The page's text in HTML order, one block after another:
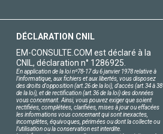
DÉCLARATION CNIL
EM-CONSULTE.COM est déclaré à la
CNIL, déclaration n° 1286925.
En application de la loi nº78-17 du 6 janvier 1978 relative à
l'informatique, aux fichiers et aux libertés, vous disposez
des droits d'opposition (art.26 de la loi), d'accès (art.34 à 38
de la loi), et de rectification (art.36 de la loi) des données
vous concernant. Ainsi, vous pouvez exiger que soient
rectifiées, complétées, clarifiées, mises à jour ou effacées
les informations vous concernant qui sont inexactes,
incomplètes, équivoques, périmées ou dont la collecte ou
l'utilisation ou la conservation est interdite.